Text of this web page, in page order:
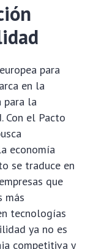
para
en la
para la
Con el Pacto
economía
se traduce en
que
más
tecnologías
ya no es
competitiva y